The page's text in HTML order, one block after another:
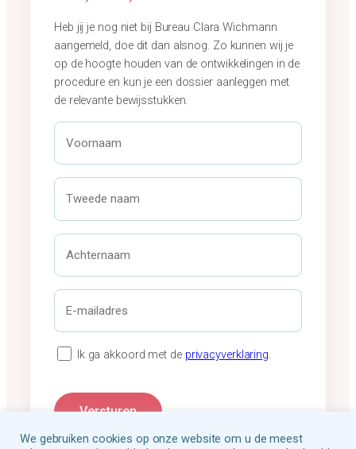
Heb jij je nog niet bij Bureau Clara Wichmann
aangemeld, doe dit dan alsnog. Zo kunnen wij je
op de hoogte houden van de ontwikkelingen in de
procedure en kun je een dossier aanleggen met
de relevante bewijsstukken.
V
o
r
a
a
*
T
e
e
e
n
a
m
A
h
t
r
n
m
E
m
a
a
r
P
v
c
Ik ga akkoord met de privacyverklaring.
Versturen
We gebruiken cookies op onze website om u de meest